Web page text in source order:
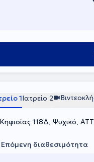
1Ιατρείο 2
118Δ, Ψυχικό,
Επόμενη διαθεσιμότητα